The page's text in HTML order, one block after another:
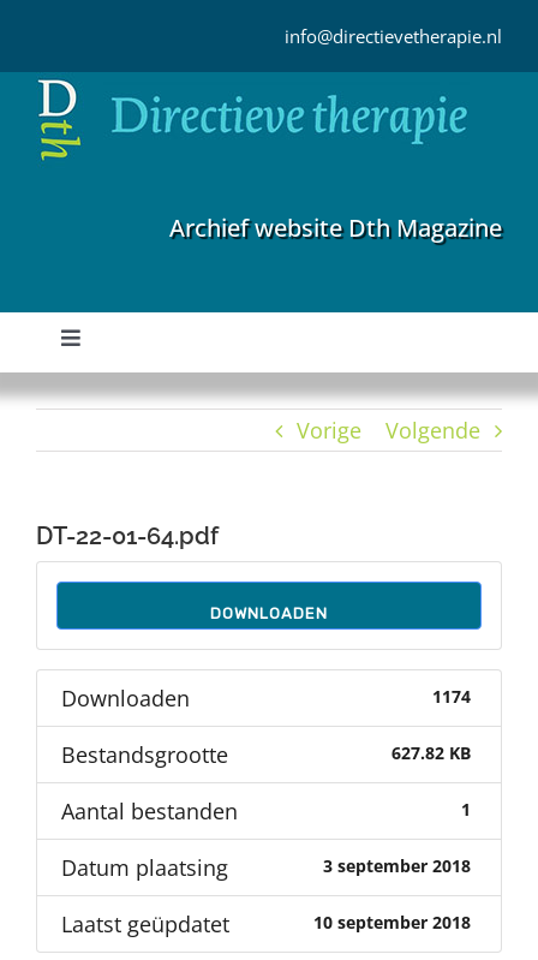
inhoud
info@directievetherapie.nl
Archief website Dth Magazine
Toggle
Navigation
Home
Auteurs
Over Dth
Contact
Vorige Volgende
DT-22-01-64.pdf
DOWNLOADEN
Downloaden 1174
Bestandsgrootte 627.82 KB
Aantal bestanden 1
Datum plaatsing 3 september 2018
Laatst geüpdatet 10 september 2018